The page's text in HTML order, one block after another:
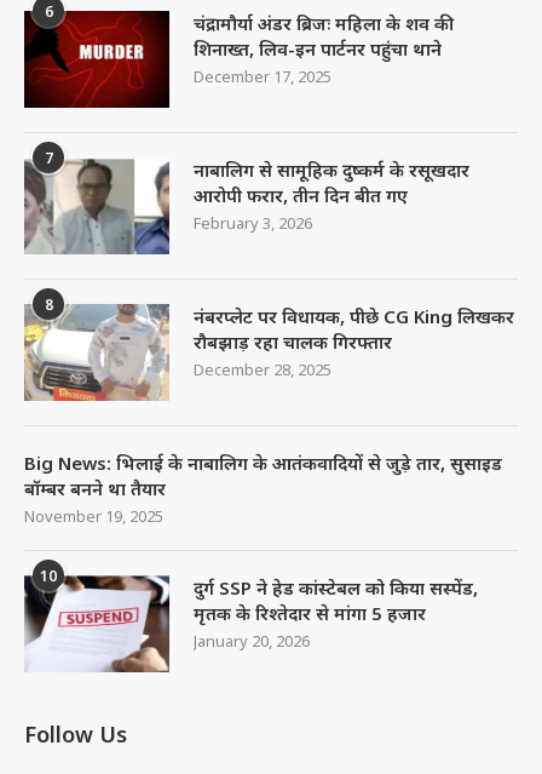
6
चंद्रामौर्या अंडर ब्रिजः महिला के शव की
शिनाख्त, लिव-इन पार्टनर पहुंचा थाने
December 17, 2025
7
नाबालिग से सामूहिक दुष्कर्म के रसूखदार
आरोपी फरार, तीन दिन बीत गए
February 3, 2026
8
नंबरप्लेट पर विधायक, पीछे CG King लिखकर
रौबझाड़ रहा चालक गिरफ्तार
December 28, 2025
Big News: भिलाई के नाबालिग के आतंकवादियों से जुड़े तार, सुसाइड
बॉम्बर बनने था तैयार
November 19, 2025
10
दुर्ग SSP ने हेड कांस्टेबल को किया सस्पेंड,
मृतक के रिश्तेदार से मांगा 5 हजार
January 20, 2026
Follow Us